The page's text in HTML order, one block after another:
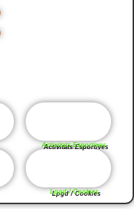
Activitats Esportives
Lpgd / Cookies